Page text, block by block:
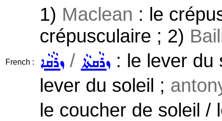
French :
1) Maclean : le
crépusculaire ; 2)
ܙܪܵܩܵܐ / ܙܪܵܩܬܵܐ : le lever
lever du soleil ;
le coucher de soleil /